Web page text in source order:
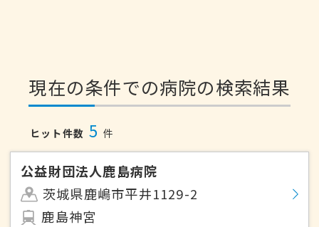
現在の条件での病院の検索結果
ヒット件数 5 件
公益財団法人鹿島病院
茨城県鹿嶋市平井1129-2
鹿島神宮